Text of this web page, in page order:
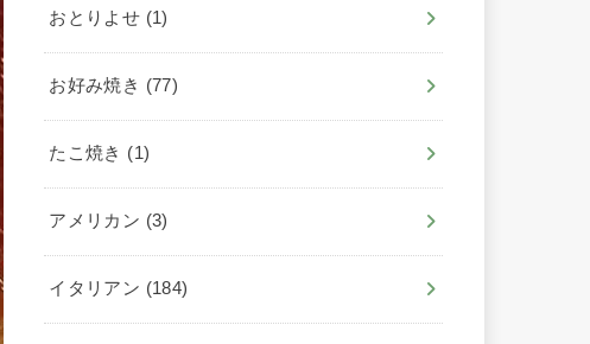
おとりよせ (1)
お好み焼き (77)
たこ焼き (1)
アメリカン (3)
イタリアン (184)